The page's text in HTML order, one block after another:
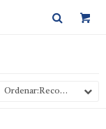
Recomendados